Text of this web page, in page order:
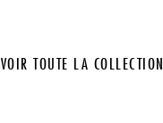
VOIR TOUTE LA COLLECTION